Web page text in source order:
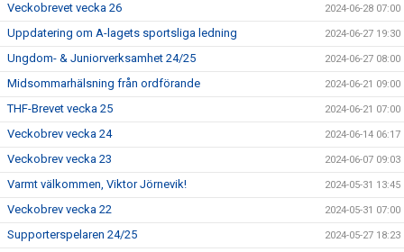
Veckobrevet vecka 26 2024-06-28 07:00
Uppdatering om A-lagets sportsliga ledning 2024-06-27 19:30
Ungdom- & Juniorverksamhet 24/25 2024-06-27 08:00
Midsommarhälsning från ordförande 2024-06-21 09:00
THF-Brevet vecka 25 2024-06-21 07:00
Veckobrev vecka 24 2024-06-14 06:17
Veckobrev vecka 23 2024-06-07 09:03
Varmt välkommen, Viktor Jörnevik! 2024-05-31 13:45
Veckobrev vecka 22 2024-05-31 07:00
Supporterspelaren 24/25 2024-05-27 18:23